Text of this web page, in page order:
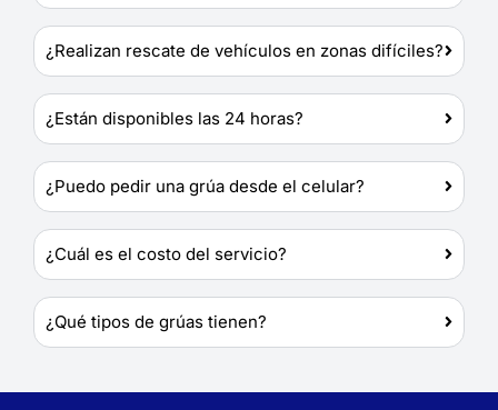
¿Realizan rescate de vehículos en zonas difíciles?
¿Están disponibles las 24 horas?
¿Puedo pedir una grúa desde el celular?
¿Cuál es el costo del servicio?
¿Qué tipos de grúas tienen?